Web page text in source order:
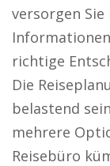
versorgen
richtige
Die
belastend
mehrere
Reisebüro